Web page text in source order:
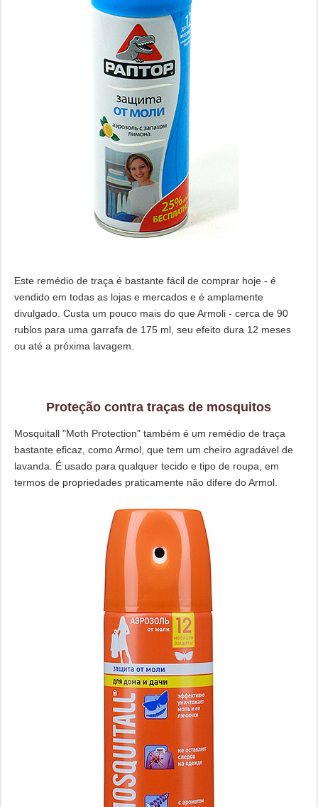
Este remédio de traça é bastante fácil de comprar hoje - é
vendido em todas as lojas e mercados e é amplamente
divulgado. Custa um pouco mais do que Armoli - cerca de 90
rublos para uma garrafa de 175 ml, seu efeito dura 12 meses
ou até a próxima lavagem.
Proteção contra traças de mosquitos
Mosquitall "Moth Protection" também é um remédio de traça
bastante eficaz, como Armol, que tem um cheiro agradável de
lavanda. É usado para qualquer tecido e tipo de roupa, em
termos de propriedades praticamente não difere do Armol.